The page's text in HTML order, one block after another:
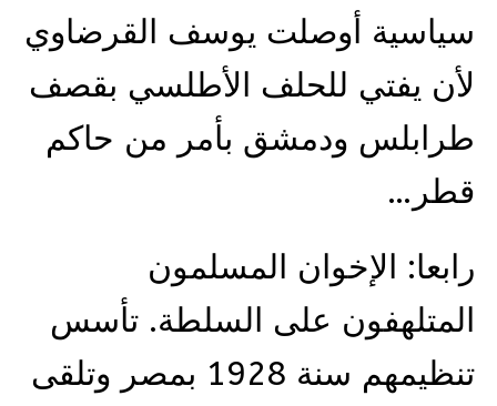
سياسية أوصلت يوسف القرضاوي
لأن يفتي للحلف الأطلسي بقصف
طرابلس ودمشق بأمر من حاكم
قطر…
رابعا: الإخوان المسلمون
المتلهفون على السلطة. تأسس
تنظيمهم سنة 1928 بمصر وتلقى